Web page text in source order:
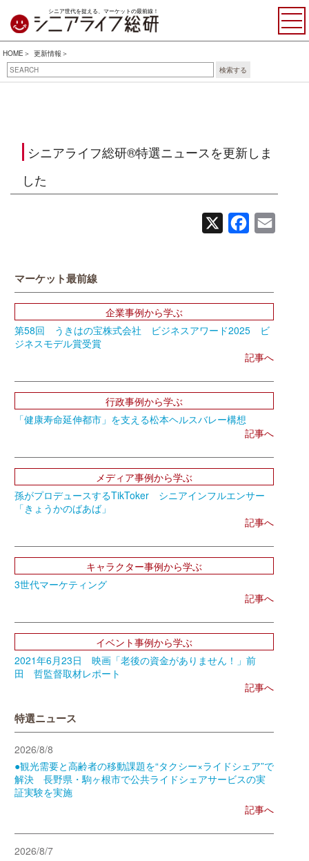
シニア世代を捉える、マーケットの最前線！
HOME
更新情報
検索する
シニアライフ総研®特選ニュースを更新しま
した
Facebook
マーケット最前線
企業事例から学ぶ
第58回 うきはの宝株式会社 ビジネスアワード2025 ビ
ジネスモデル賞受賞
記事へ
行政事例から学ぶ
「健康寿命延伸都市」を支える松本ヘルスバレー構想
記事へ
メディア事例から学ぶ
孫がプロデュースするTikToker シニアインフルエンサー
「きょうかのばあば」
記事へ
キャラクター事例から学ぶ
3世代マーケティング
記事へ
イベント事例から学ぶ
2021年6月23日 映画「老後の資金がありません！」前
田 哲監督取材レポート
記事へ
特選ニュース
2026/8/8
●観光需要と高齢者の移動課題を“タクシー×ライドシェア”で
解決 長野県・駒ヶ根市で公共ライドシェアサービスの実
証実験を実施
記事へ
2026/8/7